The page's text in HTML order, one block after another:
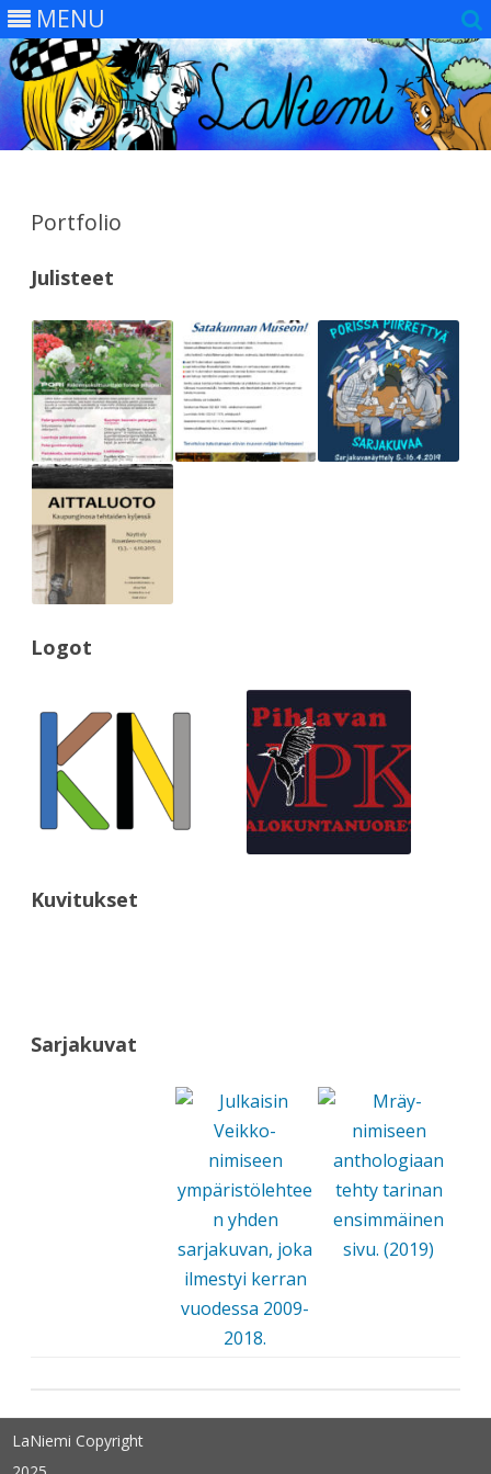
MENU
Portfolio
Julisteet
Logot
Kuvitukset
Sarjakuvat
LaNiemi Copyright